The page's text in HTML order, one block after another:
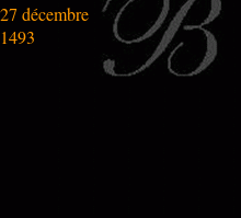
27 décembre
1493